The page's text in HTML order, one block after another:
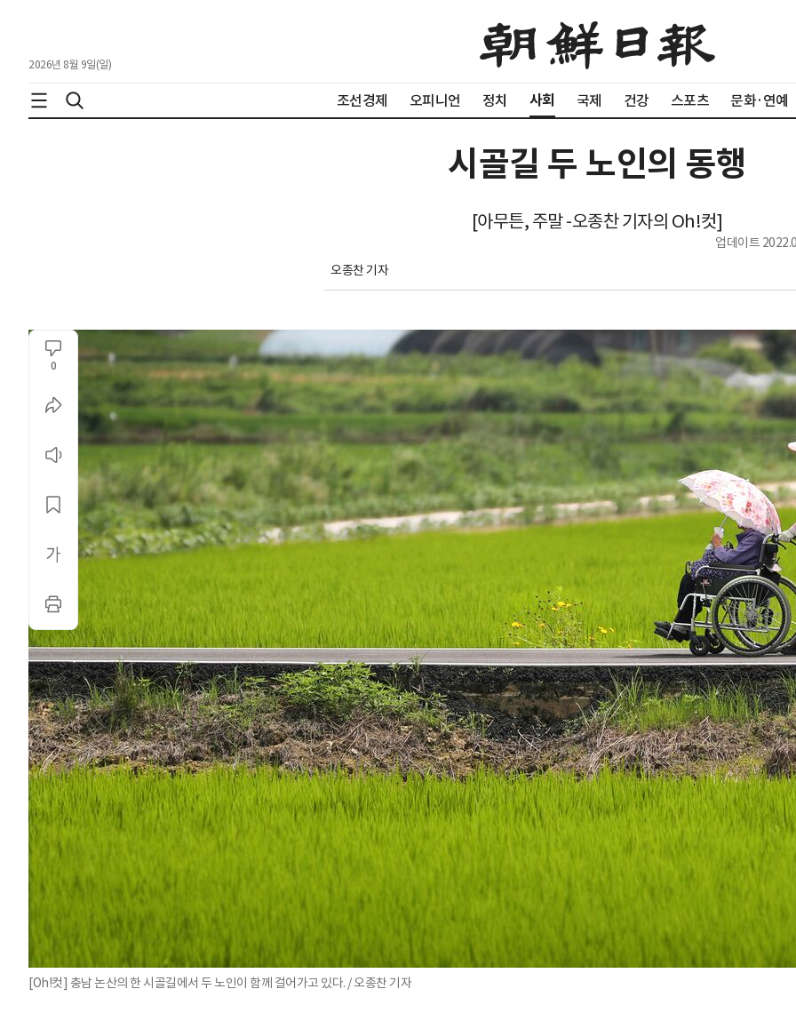
2026년 8월 9일(일)
조선경제 오피니언 정치 사회 국제 건강 스포츠 문화·연예
시골길 두 노인의 동행
[아무튼, 주말 -오종찬 기자의 Oh!컷]
오종찬 기자
업데이트
0
[Oh!컷] 충남 논산의 한 시골길에서 두 노인이 함께 걸어가고 있다. / 오종찬 기자